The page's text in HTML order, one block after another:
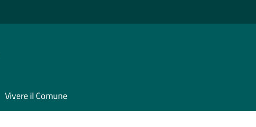
Vivere il Comune